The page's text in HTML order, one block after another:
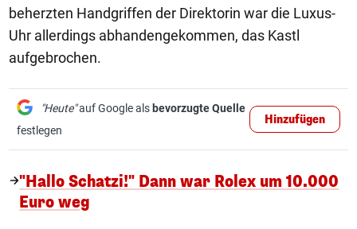
beherzten Handgriffen der Direktorin war die Luxus-
Uhr allerdings abhandengekommen, das Kastl
aufgebrochen.
"Heute"auf Google als bevorzugte Quelle
festlegen
Hinzufügen
"Hallo Schatzi!" Dann war Rolex um 10.000
Euro weg